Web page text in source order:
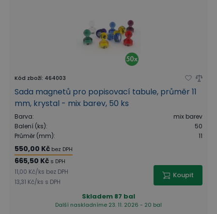
Kód zboží: 464003
Sada magnetů pro popisovací tabule, průměr 11
mm, krystal - mix barev, 50 ks
Barva:
mix barev
Balení (ks):
50
Průměr (mm): 11
550,00 Kč bez DPH
665,50 Kč s DPH
11,00 Kč/ks bez DPH
13,31 Kč/ks s DPH
Koupit
Skladem 87 bal
Další naskladníme 23. 11. 2026 - 20 bal